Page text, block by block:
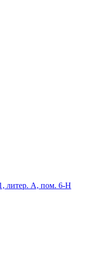
литер. А, пом. 6-Н